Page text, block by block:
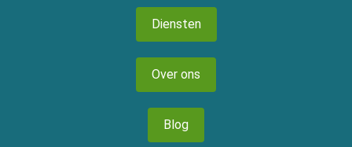
Diensten
Over ons
Blog